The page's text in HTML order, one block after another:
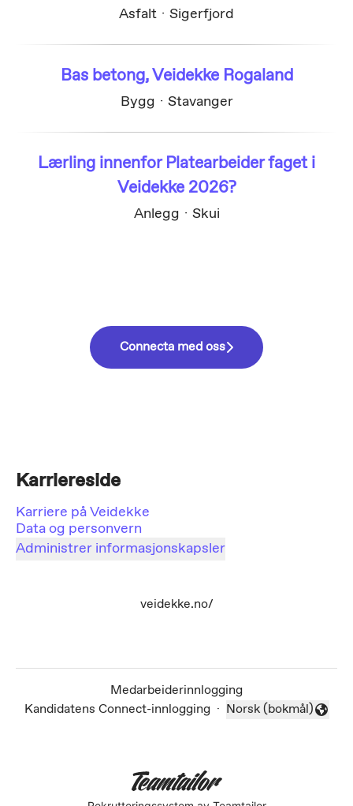
Asfalt · Sigerfjord
Bas betong, Veidekke Rogaland
Bygg · Stavanger
Lærling innenfor Platearbeider faget i
Veidekke 2026?
Anlegg · Skui
Connecta med oss
Karriereside
Karriere på Veidekke
Data og personvern
Administrer informasjonskapsler
veidekke.no/
Medarbeiderinnlogging
Kandidatens Connect-innlogging · Endre språk
Norsk (bokmål)